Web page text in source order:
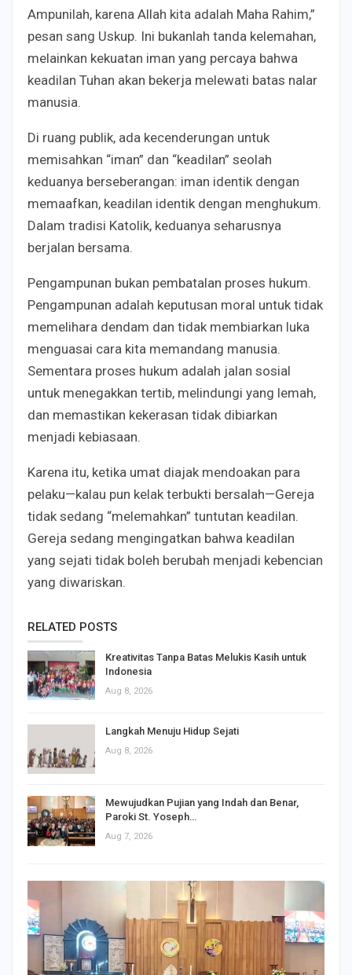
Ampunilah, karena Allah kita adalah Maha Rahim,”
pesan sang Uskup. Ini bukanlah tanda kelemahan,
melainkan kekuatan iman yang percaya bahwa
keadilan Tuhan akan bekerja melewati batas nalar
manusia.
Di ruang publik, ada kecenderungan untuk
memisahkan “iman” dan “keadilan” seolah
keduanya berseberangan: iman identik dengan
memaafkan, keadilan identik dengan menghukum.
Dalam tradisi Katolik, keduanya seharusnya
berjalan bersama.
Pengampunan bukan pembatalan proses hukum.
Pengampunan adalah keputusan moral untuk tidak
memelihara dendam dan tidak membiarkan luka
menguasai cara kita memandang manusia.
Sementara proses hukum adalah jalan sosial
untuk menegakkan tertib, melindungi yang lemah,
dan memastikan kekerasan tidak dibiarkan
menjadi kebiasaan.
Karena itu, ketika umat diajak mendoakan para
pelaku—kalau pun kelak terbukti bersalah—Gereja
tidak sedang “melemahkan” tuntutan keadilan.
Gereja sedang mengingatkan bahwa keadilan
yang sejati tidak boleh berubah menjadi kebencian
yang diwariskan.
RELATED POSTS
Kreativitas Tanpa Batas Melukis Kasih untuk
Indonesia
Aug 8, 2026
Langkah Menuju Hidup Sejati
Aug 8, 2026
Mewujudkan Pujian yang Indah dan Benar,
Paroki St. Yoseph…
Aug 7, 2026